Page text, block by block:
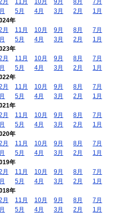
5月 4月 3月 2月
1月
年
月
11月 10月 9月 8月
7月
5月 4月 3月 2月
1月
年
月
11月 10月 9月 8月
7月
5月 4月 3月 2月
1月
年
月
11月 10月 9月 8月
7月
5月 4月 3月 2月
1月
年
月
11月 10月 9月 8月
7月
5月 4月 3月 2月
1月
年
月
11月 10月 9月 8月
7月
5月 4月 3月 2月
1月
年
月
11月 10月 9月 8月
7月
5月 4月 3月 2月
1月
年
月
11月 10月 9月 8月
7月
5月 4月 3月 2月
1月